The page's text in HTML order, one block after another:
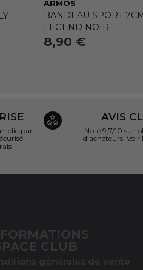
-
ARMOS
BANDEAU SPORT
LEGEND NOIR
8,90 €
clic par
AVIS
Noté 9,7/10 sur
d’acheteurs.Voir
CLUB
générales de vente